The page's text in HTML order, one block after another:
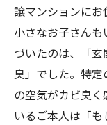
譲マンションに
小さなお子さん
づいたのは、「
臭」でした。特
の空気がカビ臭
いるご本人は「